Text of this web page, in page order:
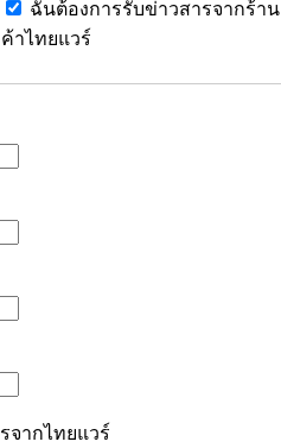
ฉันต้องการรับข่าวสารจากร้าน
ค้าไทยแวร์
จากไทยแวร์